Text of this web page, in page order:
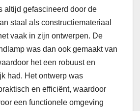
altijd gefascineerd door de
staal als constructiemateriaal
vaak in zijn ontwerpen. De
was dan ook gemaakt van
het een robuust en
had. Het ontwerp was
en efficiënt, waardoor
een functionele omgeving